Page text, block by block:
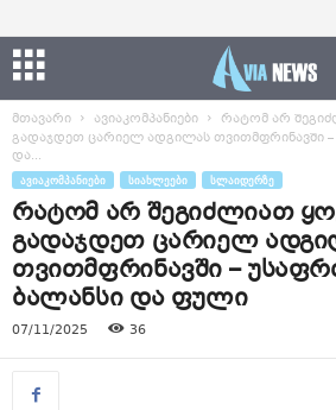
მთავარი ავიაკომპანიები
რატომ არ
გადაჯდეთ ცარიელ ადგილას თვითმფრინავში
და...
ᲐᲕᲘᲐᲙᲝᲛᲞᲐᲜᲘᲔᲑᲘ ᲡᲘᲐᲮᲚᲔᲔᲑᲘ ᲡᲚᲐᲘᲓᲔᲠᲖᲔ
რატომ არ შეგიძლიათ
გადაჯდეთ ცარიელ
თვითმფრინავში –
ბალანსი და ფული
07/11/2025 36